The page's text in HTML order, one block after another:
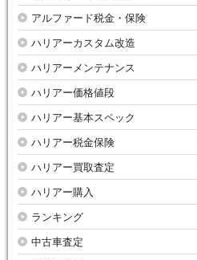
アルファード税金・保険
ハリアーカスタム改造
ハリアーメンテナンス
ハリアー価格値段
ハリアー基本スペック
ハリアー税金保険
ハリアー買取査定
ハリアー購入
ランキング
中古車査定